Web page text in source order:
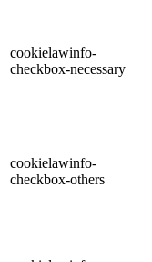
cookielawinfo-
checkbox-necessary
cookielawinfo-
checkbox-others